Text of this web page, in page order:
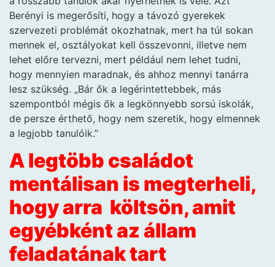
Berényi is megerősíti, hogy a távozó gyerekek
szervezeti problémát okozhatnak, mert ha túl sokan
mennek el, osztályokat kell összevonni, illetve nem
lehet előre tervezni, mert például nem lehet tudni,
hogy mennyien maradnak, és ahhoz mennyi tanárra
lesz szükség. „Bár ők a legérintettebbek, más
szempontból mégis ők a legkönnyebb sorsú iskolák,
de persze érthető, hogy nem szeretik, hogy elmennek
a legjobb tanulóik.”
A legtöbb családot
mentálisan is megterheli,
hogy arra költsön, amit
egyébként az állam
feladatának tart